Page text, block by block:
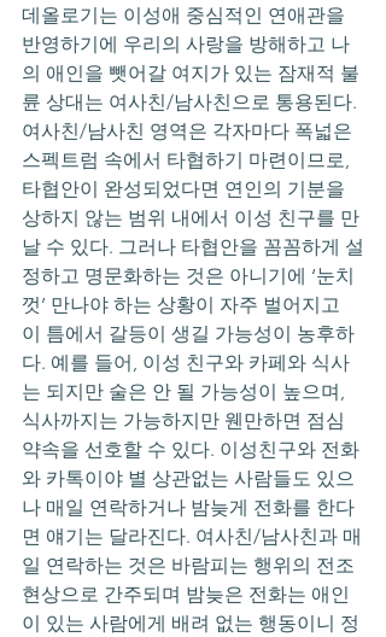
데올로기는 이성애 중심적인 연애관을
반영하기에 우리의 사랑을 방해하고 나
의 애인을 뺏어갈 여지가 있는 잠재적 불
륜 상대는 여사친/남사친으로 통용된다.
여사친/남사친 영역은 각자마다 폭넓은
스펙트럼 속에서 타협하기 마련이므로,
타협안이 완성되었다면 연인의 기분을
상하지 않는 범위 내에서 이성 친구를 만
날 수 있다. 그러나 타협안을 꼼꼼하게 설
정하고 명문화하는 것은 아니기에 ‘눈치
껏’ 만나야 하는 상황이 자주 벌어지고
이 틈에서 갈등이 생길 가능성이 농후하
다. 예를 들어, 이성 친구와 카페와 식사
는 되지만 술은 안 될 가능성이 높으며,
식사까지는 가능하지만 웬만하면 점심
약속을 선호할 수 있다. 이성친구와 전화
와 카톡이야 별 상관없는 사람들도 있으
나 매일 연락하거나 밤늦게 전화를 한다
면 얘기는 달라진다. 여사친/남사친과 매
일 연락하는 것은 바람피는 행위의 전조
현상으로 간주되며 밤늦은 전화는 애인
이 있는 사람에게 배려 없는 행동이니 정